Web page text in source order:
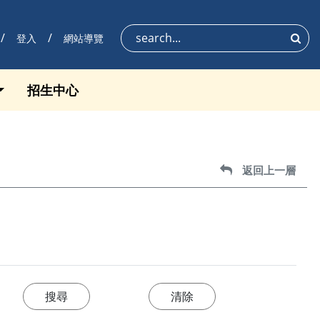
登入 網站導覽 搜尋
招生中心
返回上一層
返回上一層